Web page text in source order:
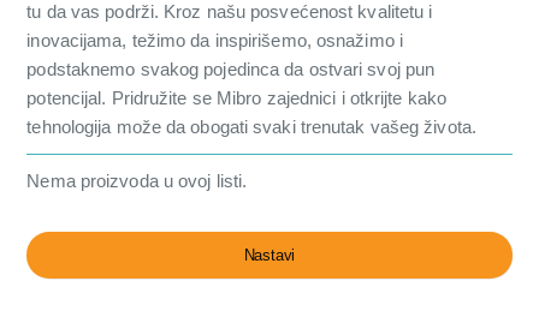
tu da vas podrži. Kroz našu posvećenost kvalitetu i
inovacijama, težimo da inspirišemo, osnažimo i
podstaknemo svakog pojedinca da ostvari svoj pun
potencijal. Pridružite se Mibro zajednici i otkrijte kako
tehnologija može da obogati svaki trenutak vašeg života.
Nema proizvoda u ovoj listi.
Nastavi